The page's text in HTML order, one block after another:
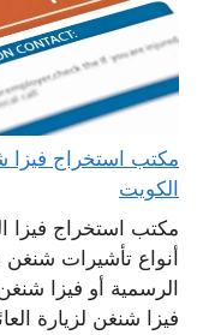
الكويت
مكتب استخراج فيزا
أنواع تأشيرات
الرسمية أو فيزا
فيزا شنغن لزيارة